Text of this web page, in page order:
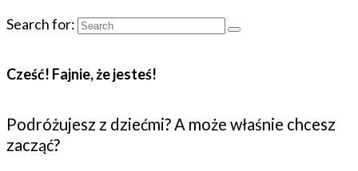
Search for:
Cześć! Fajnie, że jesteś!
Podróżujesz z dziećmi? A może właśnie chcesz
zacząć?